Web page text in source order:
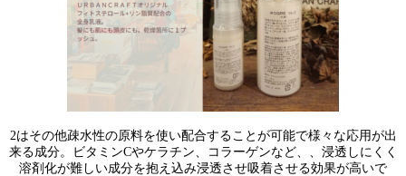
2はその他疎水性の原料を使い配合することが可能で様々な応用が出
来る成分。ビタミンCやケラチン、コラーゲンなど、、浸透しにくく
溶剤化が難しい成分を抱え込み浸透させ吸着させる効果が高いで